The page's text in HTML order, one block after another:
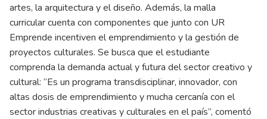
artes, la arquitectura y el diseño. Además, la malla
curricular cuenta con componentes que junto con UR
Emprende incentiven el emprendimiento y la gestión de
proyectos culturales. Se busca que el estudiante
comprenda la demanda actual y futura del sector creativo y
cultural: “Es un programa transdisciplinar, innovador, con
altas dosis de emprendimiento y mucha cercanía con el
sector industrias creativas y culturales en el país”, comentó